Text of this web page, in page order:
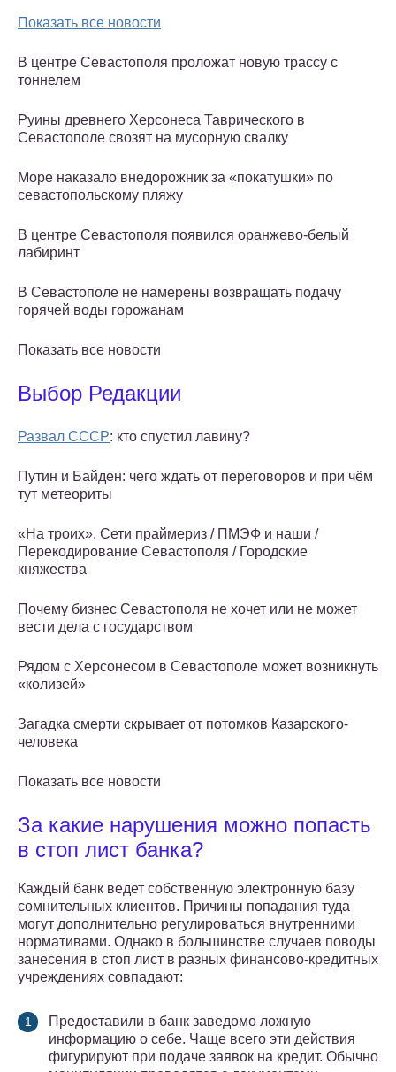
Показать все новости
В центре Севастополя проложат новую трассу с
тоннелем
Руины древнего Херсонеса Таврического в
Севастополе свозят на мусорную свалку
Море наказало внедорожник за «покатушки» по
севастопольскому пляжу
В центре Севастополя появился оранжево-белый
лабиринт
В Севастополе не намерены возвращать подачу
горячей воды горожанам
Показать все новости
Выбор Редакции
Развал СССР: кто спустил лавину?
Путин и Байден: чего ждать от переговоров и при чём
тут метеориты
«На троих». Сети праймериз / ПМЭФ и наши /
Перекодирование Севастополя / Городские
княжества
Почему бизнес Севастополя не хочет или не может
вести дела с государством
Рядом с Херсонесом в Севастополе может возникнуть
«колизей»
Загадка смерти скрывает от потомков Казарского-
человека
Показать все новости
За какие нарушения можно попасть
в стоп лист банка?
Каждый банк ведет собственную электронную базу
сомнительных клиентов. Причины попадания туда
могут дополнительно регулироваться внутренними
нормативами. Однако в большинстве случаев поводы
занесения в стоп лист в разных финансово-кредитных
учреждениях совпадают:
Предоставили в банк заведомо ложную
информацию о себе. Чаще всего эти действия
фигурируют при подаче заявок на кредит. Обычно